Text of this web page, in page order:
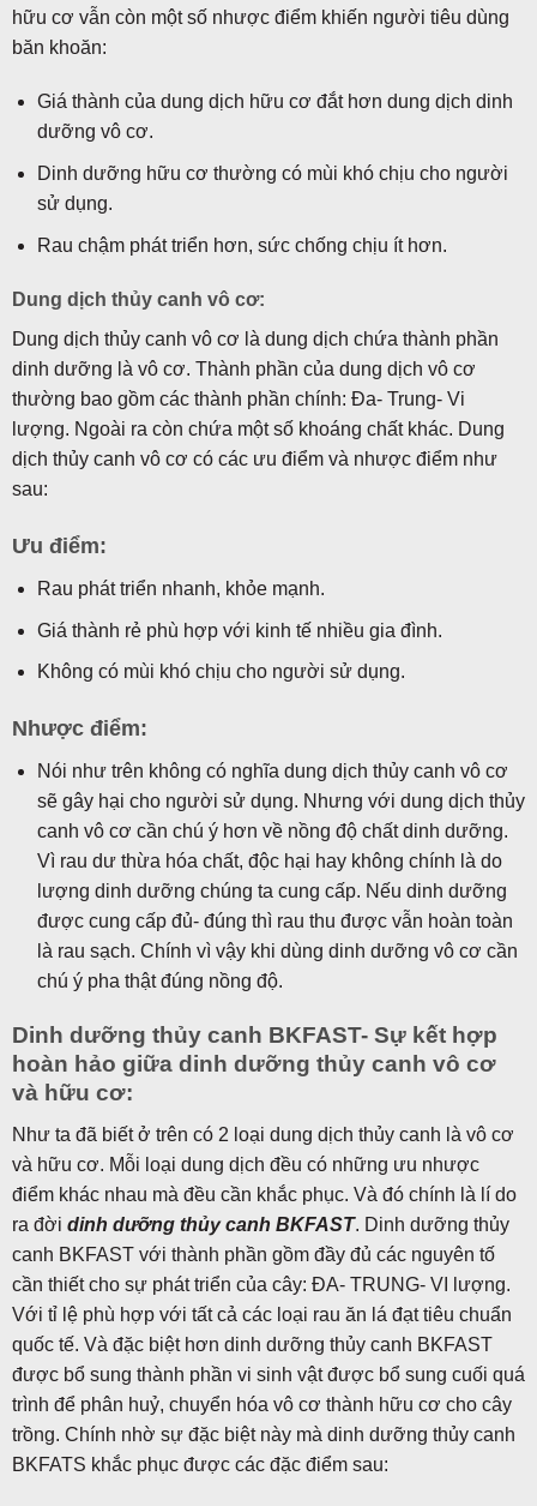
hữu cơ vẫn còn một số nhược điểm khiến người tiêu dùng
băn khoăn:
Giá thành của dung dịch hữu cơ đắt hơn dung dịch dinh
dưỡng vô cơ.
Dinh dưỡng hữu cơ thường có mùi khó chịu cho người
sử dụng.
Rau chậm phát triển hơn, sức chống chịu ít hơn.
Dung dịch thủy canh vô cơ:
Dung dịch thủy canh vô cơ là dung dịch chứa thành phần
dinh dưỡng là vô cơ. Thành phần của dung dịch vô cơ
thường bao gồm các thành phần chính: Đa- Trung- Vi
lượng. Ngoài ra còn chứa một số khoáng chất khác. Dung
dịch thủy canh vô cơ có các ưu điểm và nhược điểm như
sau:
Ưu điểm:
Rau phát triển nhanh, khỏe mạnh.
Giá thành rẻ phù hợp với kinh tế nhiều gia đình.
Không có mùi khó chịu cho người sử dụng.
Nhược điểm:
Nói như trên không có nghĩa dung dịch thủy canh vô cơ
sẽ gây hại cho người sử dụng. Nhưng với dung dịch thủy
canh vô cơ cần chú ý hơn về nồng độ chất dinh dưỡng.
Vì rau dư thừa hóa chất, độc hại hay không chính là do
lượng dinh dưỡng chúng ta cung cấp. Nếu dinh dưỡng
được cung cấp đủ- đúng thì rau thu được vẫn hoàn toàn
là rau sạch. Chính vì vậy khi dùng dinh dưỡng vô cơ cần
chú ý pha thật đúng nồng độ.
Dinh dưỡng thủy canh BKFAST- Sự kết hợp
hoàn hảo giữa dinh dưỡng thủy canh vô cơ
và hữu cơ:
Như ta đã biết ở trên có 2 loại dung dịch thủy canh là vô cơ
và hữu cơ. Mỗi loại dung dịch đều có những ưu nhược
điểm khác nhau mà đều cần khắc phục. Và đó chính là lí do
ra đời dinh dưỡng thủy canh BKFAST. Dinh dưỡng thủy
canh BKFAST với thành phần gồm đầy đủ các nguyên tố
cần thiết cho sự phát triển của cây: ĐA- TRUNG- VI lượng.
Với tỉ lệ phù hợp với tất cả các loại rau ăn lá đạt tiêu chuẩn
quốc tế. Và đặc biệt hơn dinh dưỡng thủy canh BKFAST
được bổ sung thành phần vi sinh vật được bổ sung cuối quá
trình để phân huỷ, chuyển hóa vô cơ thành hữu cơ cho cây
trồng. Chính nhờ sự đặc biệt này mà dinh dưỡng thủy canh
BKFATS khắc phục được các đặc điểm sau: